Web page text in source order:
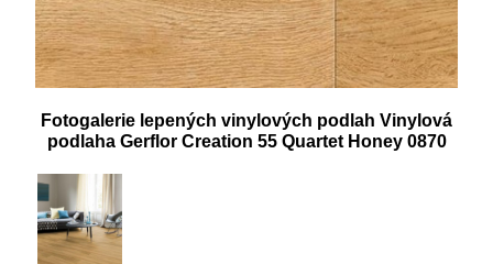
Fotogalerie lepených vinylových podlah Vinylová
podlaha Gerflor Creation 55 Quartet Honey 0870